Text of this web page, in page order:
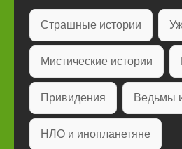
Страшные истории
Мистические истории
Привидения Ведьмы
НЛО и инопланетяне